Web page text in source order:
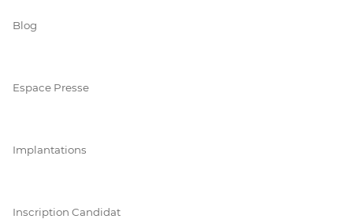
Blog
Espace Presse
Implantations
Inscription Candidat